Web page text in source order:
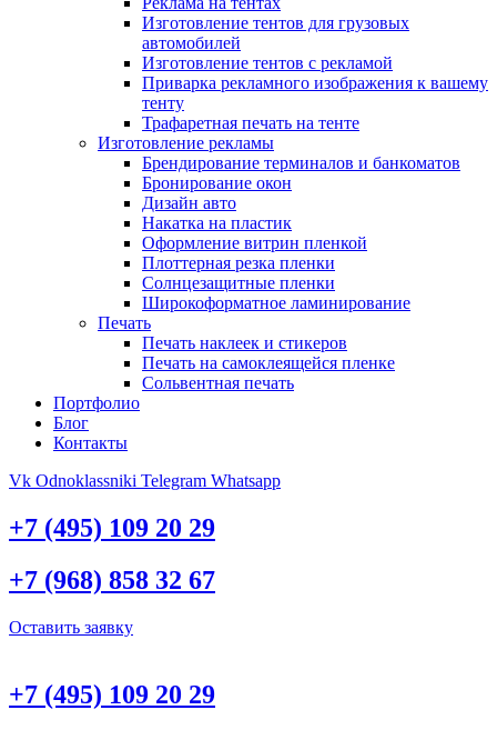
Изготовление тентов для грузовых
автомобилей
Изготовление тентов с рекламой
Приварка рекламного изображения к вашему
тенту
Трафаретная печать на тенте
Изготовление рекламы
Брендирование терминалов и банкоматов
Бронирование окон
Дизайн авто
Накатка на пластик
Оформление витрин пленкой
Плоттерная резка пленки
Солнцезащитные пленки
Широкоформатное ламинирование
Печать
Печать наклеек и стикеров
Печать на самоклеящейся пленке
Сольвентная печать
Портфолио
Блог
Контакты
Vk Odnoklassniki Telegram Whatsapp
+7 (495) 109 20 29
+7 (968) 858 32 67
Оставить заявку
+7 (495) 109 20 29